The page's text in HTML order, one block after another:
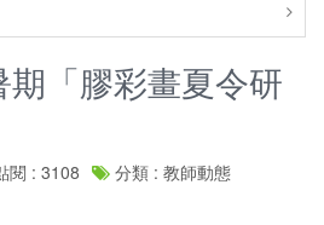
「膠彩畫夏令研
閱 : 3108
分類 : 教師動態